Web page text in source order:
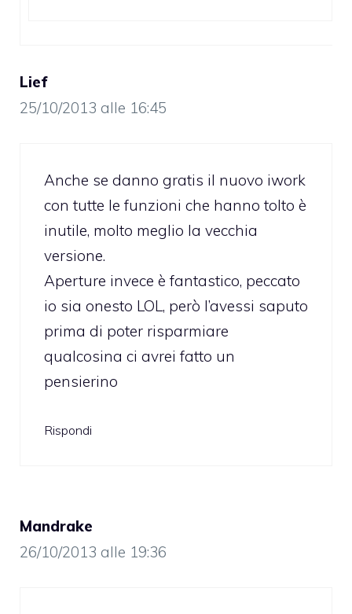
Lief
25/10/2013 alle 16:45
Anche se danno gratis il nuovo iwork
con tutte le funzioni che hanno tolto è
inutile, molto meglio la vecchia
versione.
Aperture invece è fantastico, peccato
io sia onesto LOL, però l’avessi saputo
prima di poter risparmiare
qualcosina ci avrei fatto un
pensierino
Rispondi
Mandrake
26/10/2013 alle 19:36